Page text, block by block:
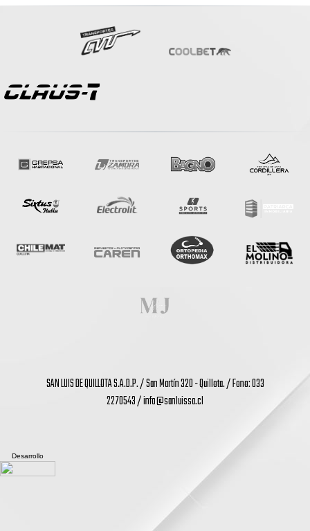
SAN LUIS DE QUILLOTA S.A.D.P. / San Martín 320 - Quillota. / Fono: 033
2270543 /info@sanluissa.cl
Desarrollo